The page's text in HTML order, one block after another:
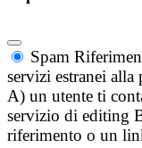
Spam
servizi estranei
A) un utente ti
servizio di editing
riferimento o un